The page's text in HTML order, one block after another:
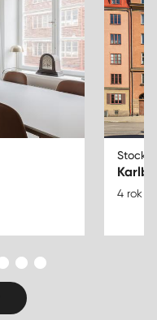
4 rok